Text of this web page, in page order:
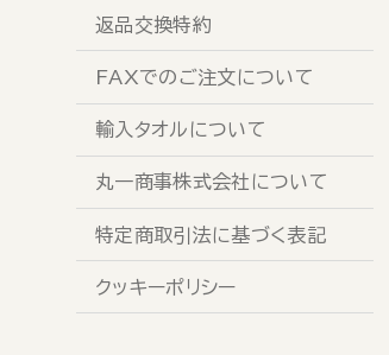
返品交換特約
FAXでのご注文について
輸入タオルについて
丸一商事株式会社について
特定商取引法に基づく表記
クッキーポリシー